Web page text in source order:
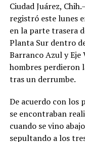
Ciudad Juárez,
registró este lunes
en la parte trasera
Planta Sur dentro
Barranco Azul y Eje
hombres perdieron
tras un derrumbe.
De acuerdo con los
se encontraban
cuando se vino
sepultando a los